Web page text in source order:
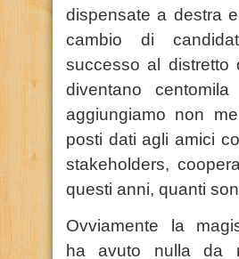
dispensate a destra
cambio di
successo al distretto
diventano
aggiungiamo non
posti dati agli amici
stakeholders,
questi anni, quanti
Ovviamente la
ha avuto nulla da